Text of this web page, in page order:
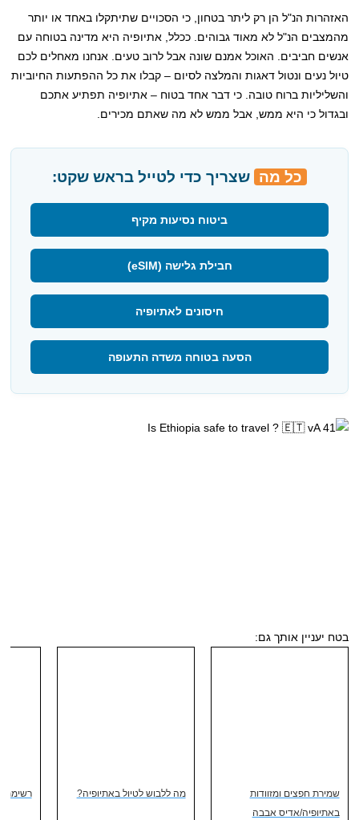
האזהרות הנ"ל הן רק ליתר בטחון, כי הסכויים שתיתקלו באחד או יותר
מהמצבים הנ"ל לא מאוד גבוהים. ככלל, אתיופיה היא מדינה בטוחה עם
אנשים חביבים. האוכל אמנם שונה אבל לרוב טעים. אנחנו מאחלים לכם
טיול נעים ונטול דאגות והמלצה לסיום – קבלו את כל ההפתעות החיוביות
והשליליות ברוח טובה. כי דבר אחד בטוח – אתיופיה תפתיע אתכם
ובגדול כי היא ממש, אבל ממש לא מה שאתם מכירים.
כל מה שצריך כדי לטייל בראש שקט:
ביטוח נסיעות מקיף
חבילת גלישה (eSIM)
חיסונים לאתיופיה
הסעה בטוחה משדה התעופה
בטח יעניין אותך גם:
שמירת חפצים ומזוודות
באתיופיה/אדיס אבבה
מה ללבוש לטיול באתיופיה? רשימת